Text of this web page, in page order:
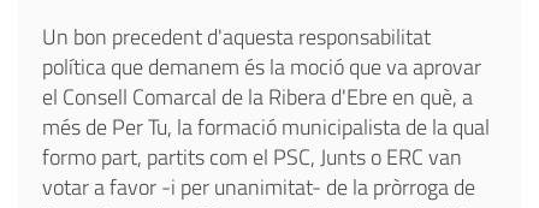
Un bon precedent d'aquesta responsabilitat
política que demanem és la moció que va aprovar
el Consell Comarcal de la Ribera d'Ebre en què, a
més de Per Tu, la formació municipalista de la qual
formo part, partits com el PSC, Junts o ERC van
votar a favor -i per unanimitat- de la pròrroga de